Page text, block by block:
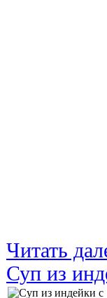
Читать
Суп из